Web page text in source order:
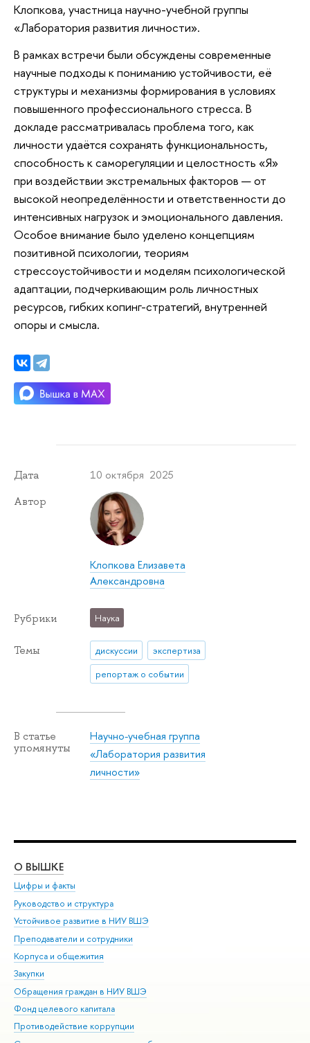
Клопкова, участница научно-учебной группы
«Лаборатория развития личности».
В рамках встречи были обсуждены современные
научные подходы к пониманию устойчивости, её
структуры и механизмы формирования в условиях
повышенного профессионального стресса. В
докладе рассматривалась проблема того, как
личности удаётся сохранять функциональность,
способность к саморегуляции и целостность «Я»
при воздействии экстремальных факторов — от
высокой неопределённости и ответственности до
интенсивных нагрузок и эмоционального давления.
Особое внимание было уделено концепциям
позитивной психологии, теориям
стрессоустойчивости и моделям психологической
адаптации, подчеркивающим роль личностных
ресурсов, гибких копинг-стратегий, внутренней
опоры и смысла.
Дата 10 октября 2025
Автор
Клопкова Елизавета
Александровна
Рубрики Наука
Темы дискуссии
экспертиза
репортаж о событии
В статье
упомянуты
Научно-учебная группа
«Лаборатория развития
личности»
О ВЫШКЕ
Цифры и факты
Руководство и структура
Устойчивое развитие в НИУ ВШЭ
Преподаватели и сотрудники
Корпуса и общежития
Закупки
Обращения граждан в НИУ ВШЭ
Фонд целевого капитала
Противодействие коррупции